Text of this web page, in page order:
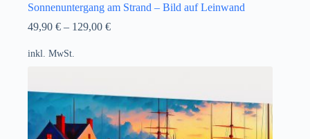
Sonnenuntergang am Strand – Bild auf Leinwand
49,90 € – 129,00 €
inkl. MwSt.